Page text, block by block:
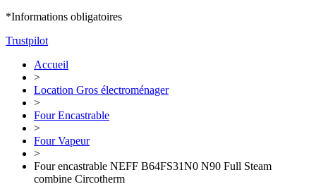
*Informations obligatoires
Trustpilot
Accueil
>
Location Gros électroménager
>
Four Encastrable
>
Four Vapeur
>
Four encastrable NEFF B64FS31N0 N90 Full Steam
combine Circotherm